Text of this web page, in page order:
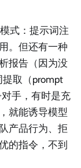
式：提示词注
。但还有一种
报告（因为没
取（prompt
手，有时是充
就能诱导模型
产品行为、拒
的指令，不到